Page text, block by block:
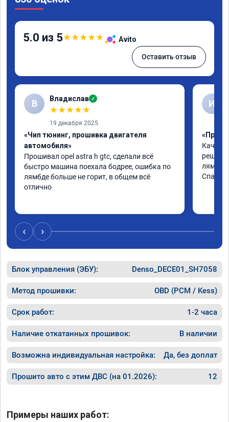
5.0 из 5★★★★★ Avito
Оставить отзыв
В Владислав ✓
★★★★★
19 декабря 2025
«Чип тюнинг, прошивка двигателя
автомобиля»
Прошивал opel astra h gtc, сделали всё
быстро машина поехала бодрее, ошибка по
лямбде больше не горит, в общем всё
отлично
И
решили
лямбде.
‹ ›
Блок управления (ЭБУ): Denso_DECE01_SH7058
Метод прошивки: OBD (PCM / Kess)
Срок работ: 1-2 часа
Наличие откатанных прошивок: В наличии
Возможна индивидуальная настройка: Да, без доплат
Прошито авто с этим ДВС (на 01.2026): 12
Примеры наших работ: